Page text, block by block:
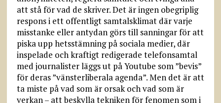
att stå för vad de skriver. Det är ingen obegriplig
respons i ett offentligt samtalsklimat där varje
misstanke eller antydan görs till sanningar för att
piska upp hetsstämning på sociala medier, där
inspelade och kraftigt redigerade telefonsamtal
med journalister läggs ut på Youtube som ”bevis”
för deras ”vänsterliberala agenda”. Men det är att
ta miste på vad som är orsak och vad som är
verkan – att beskylla tekniken för fenomen som i